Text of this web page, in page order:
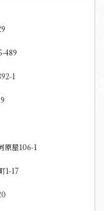
489
1
原屋106-1
1-17